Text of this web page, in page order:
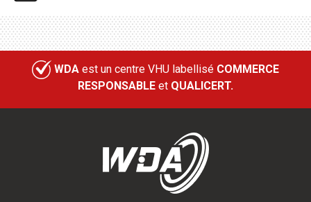
WDA est un centre VHU labellisé COMMERCE
RESPONSABLE et QUALICERT.